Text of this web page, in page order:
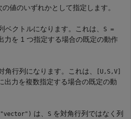
値のいずれかとして指定します。
ベクトルになります。これは、
S =
力を 1 つ指定する場合の既定の動作
角行列になります。これは、
[U,S,V]
出力を複数指定する場合の既定の動
は、 S を対角行列ではなく列